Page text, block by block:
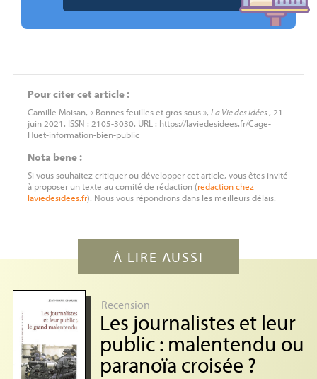
Pour citer cet article :
Camille Moisan, « Bonnes feuilles et gros sous », La Vie des idées, 21
juin 2021. ISSN : 2105-3030. URL : https://laviedesidees.fr/Cage-
Huet-information-bien-public
Nota bene :
Si vous souhaitez critiquer ou développer cet article, vous êtes invité
à proposer un texte au comité de rédaction (redactionchez
laviedesidees.fr). Nous vous répondrons dans les meilleurs délais.
À LIRE AUSSI
Recension
Les journalistes et leur
public : malentendu ou
paranoïa croisée ?